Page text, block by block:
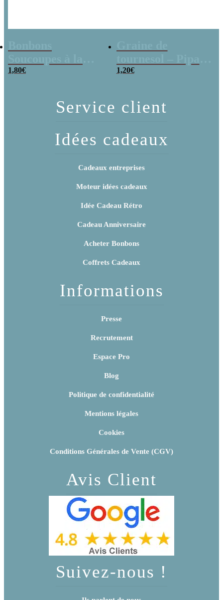
poudre (x20)
1,80€
x 3
1,20€
Service client
Idées cadeaux
Cadeaux entreprises
Moteur idées cadeaux
Idée Cadeau Rétro
Cadeau Anniversaire
Acheter Bonbons
Coffrets Cadeaux
Informations
Presse
Recrutement
Espace Pro
Blog
Politique de confidentialité
Mentions légales
Cookies
Conditions Générales de Vente (CGV)
Avis Client
Suivez-nous !